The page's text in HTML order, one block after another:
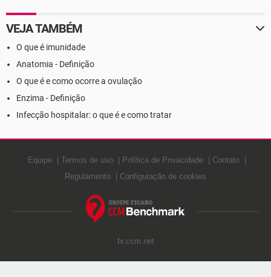
VEJA TAMBÉM
O que é imunidade
Anatomia - Definição
O que é e como ocorre a ovulação
Enzima - Definição
Infecção hospitalar: o que é e como tratar
Equipe Termos de uso Política de Privacidade
Contato
Regulamento
Configuração de cookies
br.ccm.net